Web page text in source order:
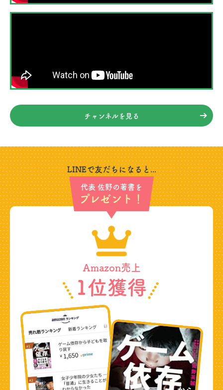
チャンネルを見る
LINEで友だちになると...
代表 佐野の著書を
プレゼント！
Amazon売上
1位獲得